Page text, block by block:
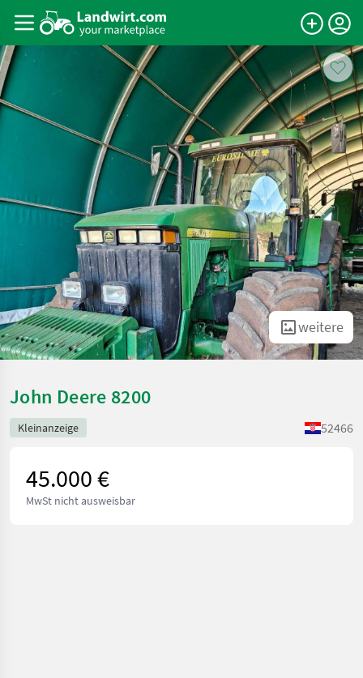
weitere
John Deere 8200
Kleinanzeige 52466
45.000 €
MwSt nicht ausweisbar